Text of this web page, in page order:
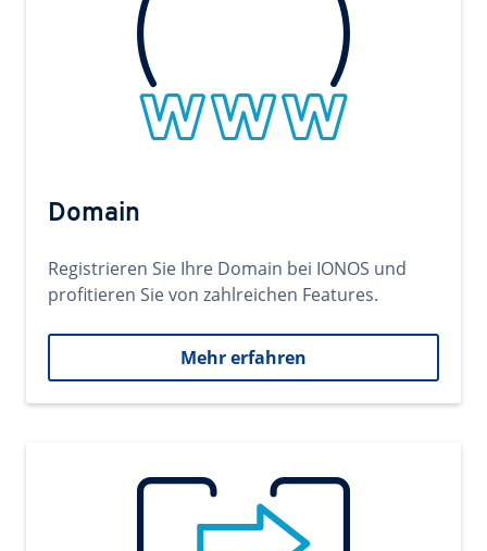
Domain
Registrieren Sie Ihre Domain bei IONOS und
profitieren Sie von zahlreichen Features.
Mehr erfahren